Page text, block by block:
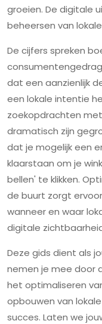
groeien. De digitale
beheersen van
De cijfers spreken
dat een aanzienlijk
een lokale intentie
zoekopdrachten
dramatisch zijn
dat je mogelijk een
klaarstaan om je
bellen' te klikken.
de buurt zorgt
wanneer en waar
digitale
Deze gids dient als
nemen je mee door
het optimaliseren
opbouwen van
succes. Laten we